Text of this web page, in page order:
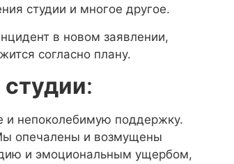
студии и многое другое.
в новом заявлении,
согласно плану.
:
и непоколебимую поддержку.
опечалены и возмущены
и эмоциональным ущербом,